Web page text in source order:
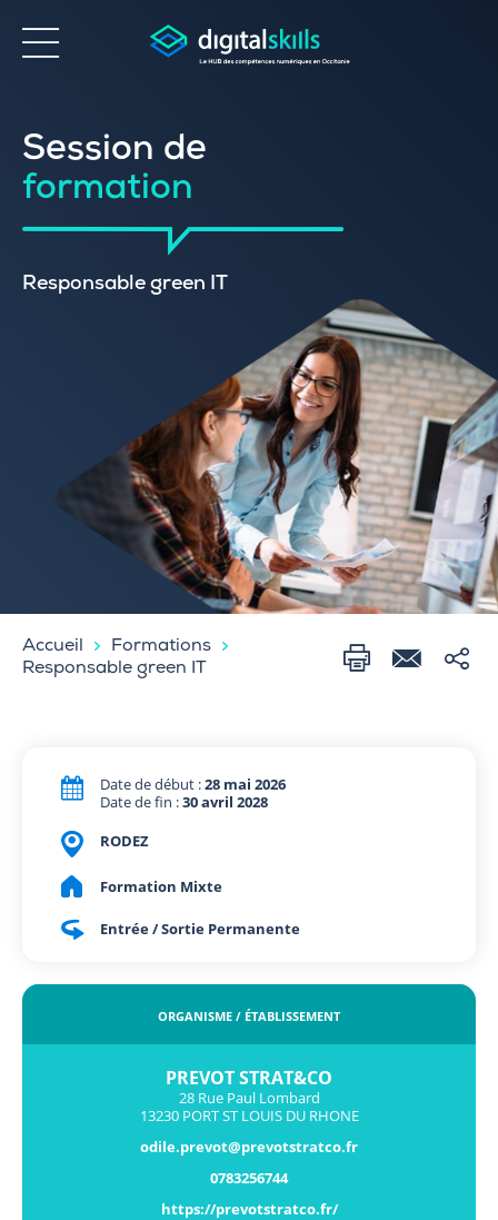
Accessibilité
Session de
formation
Responsable green IT
Accueil
Formations
Responsable green IT
Date de début :28 mai 2026
Date de fin :30 avril 2028
RODEZ
Formation Mixte
Entrée / Sortie Permanente
ORGANISME / ÉTABLISSEMENT
PREVOT STRAT&CO
28 Rue Paul Lombard
13230 PORT ST LOUIS DU RHONE
odile.prevot@prevotstratco.fr
0783256744
https://prevotstratco.fr/